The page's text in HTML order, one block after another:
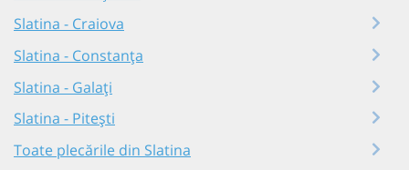
Slatina - Craiova
Slatina - Constanța
Slatina - Galați
Slatina - Pitești
Toate plecările din Slatina